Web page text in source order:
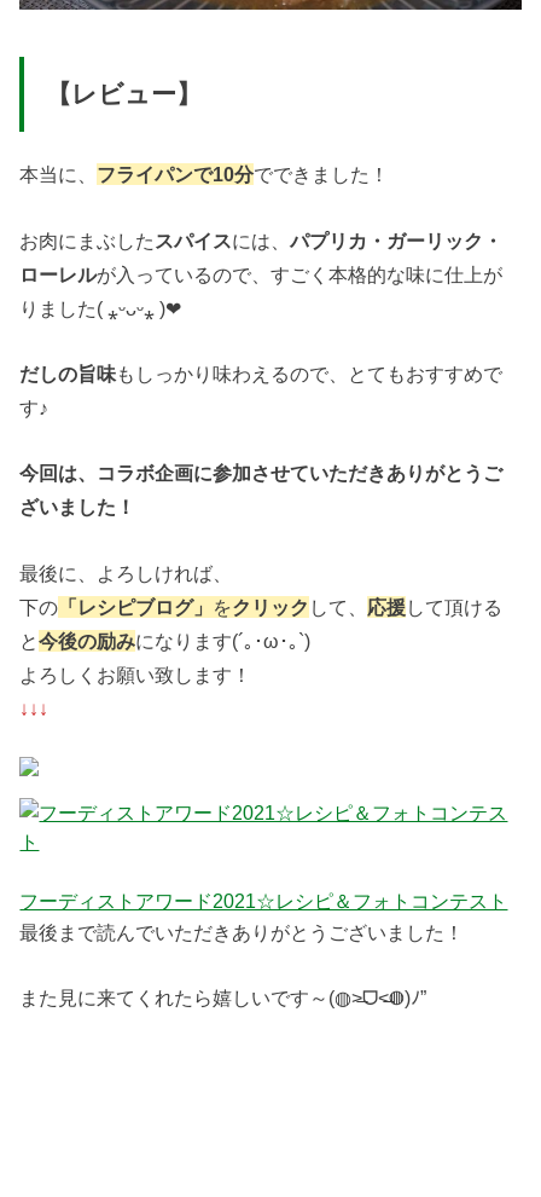
【レビュー】
本当に、 フライパンで10分でできました！
お肉にまぶした スパイスには、パプリカ・ガーリック・
ローレルが入っているので、すごく本格的な味に仕上が
りました( ⁎ᵕᴗᵕ⁎ )❤︎
だしの旨味もしっかり味わえるので、とてもおすすめで
す♪
今回は、コラボ企画に参加させていただきありがとうご
ざいました！
最後に、よろしければ、
下の 「レシピブログ」 をク リック して、 応援して頂ける
と今後の励みになります(´｡･ω･｡`)
よろしくお願い致します！
↓↓↓
フーディストアワード2021☆レシピ＆フォトコンテスト
最後まで読んでいただきありがとうございました！
また見に来てくれたら嬉しいです～(◍˃̶ᗜ˂̶◍)ﾉ”